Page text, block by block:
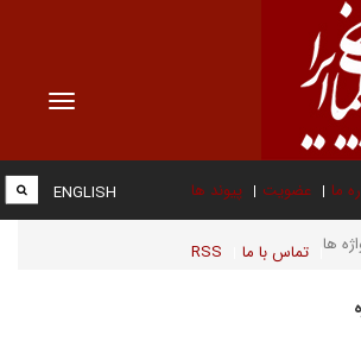
Toggle
ما عضویت پیوند ها
تماس با ما RSS
ENGLISH
ها